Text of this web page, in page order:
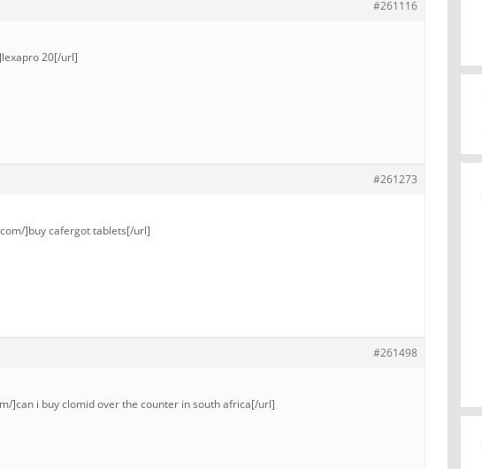
#261116
20[/url]
#261273
]buy cafergot tablets[/url]
#261498
]can i buy clomid over the counter in south africa[/url]